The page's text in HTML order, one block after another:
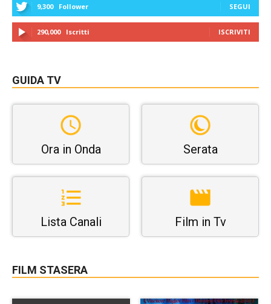
9,300 Follower SEGUI
290,000 Iscritti ISCRIVITI
GUIDA TV
Ora in Onda Serata
Lista Canali Film in Tv
FILM STASERA